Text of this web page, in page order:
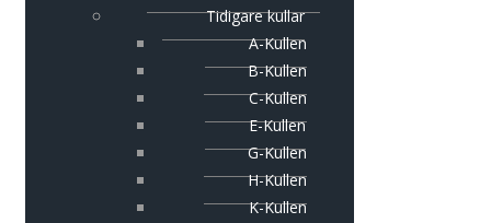
Tidigare kullar
A-Kullen
B-Kullen
C-Kullen
E-Kullen
G-Kullen
H-Kullen
K-Kullen